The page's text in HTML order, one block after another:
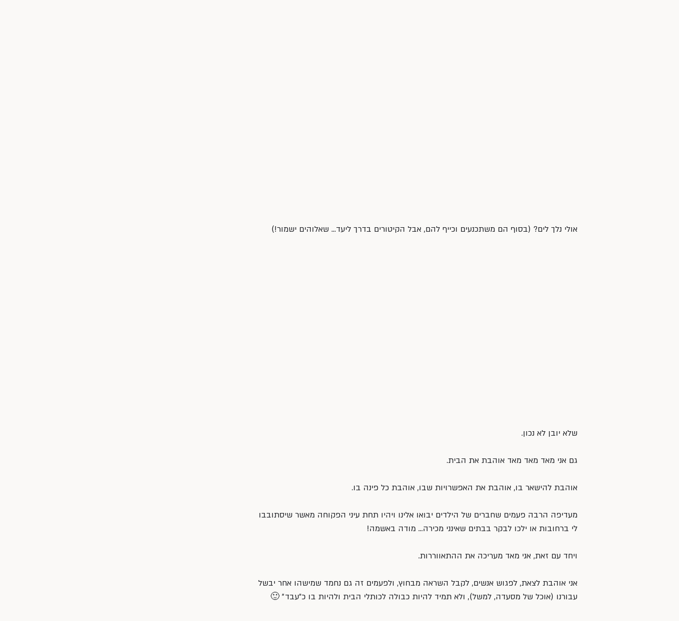
אולי נלך לים? (בסוף הם משתכנעים וכייף להם, אבל הקיטורים בדרך ליעד… שאלוהים ישמור!)
שלא יובן לא נכון.
גם אני מאד מאד מאד אוהבת את הבית.
אוהבת להישאר בו, אוהבת את האפשרויות שבו, אוהבת כל פינה בו.
מעדיפה הרבה פעמים שחברים של הילדים יבואו אלינו ויהיו תחת עיני הפקוחה מאשר שיסתובבו
לי ברחובות או ילכו לבקר בבתים שאינני מכירה… מודה באשמה!
ויחד עם זאת, אני מאד מעריכה את ההתאווררות.
אני אוהבת לצאת, לפגוש אנשים, לקבל השראה מבחוץ, ולפעמים זה גם נחמד שמישהו אחר יבשל
עבורנו (אוכל של מסעדה, למשל), ולא תמיד להיות כבולה לכותלי הבית ולהיות בו כ״עבד״ 🙂